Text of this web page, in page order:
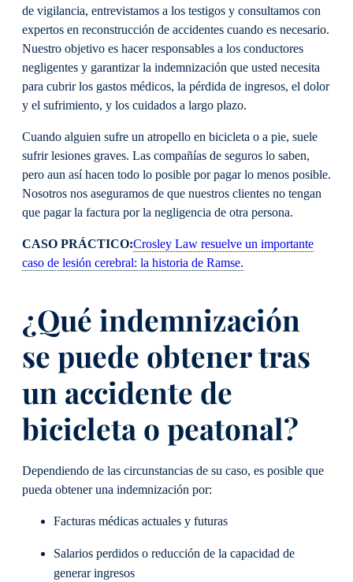
de vigilancia, entrevistamos a los testigos y consultamos con
expertos en reconstrucción de accidentes cuando es necesario.
Nuestro objetivo es hacer responsables a los conductores
negligentes y garantizar la indemnización que usted necesita
para cubrir los gastos médicos, la pérdida de ingresos, el dolor
y el sufrimiento, y los cuidados a largo plazo.
Cuando alguien sufre un atropello en bicicleta o a pie, suele
sufrir lesiones graves. Las compañías de seguros lo saben,
pero aun así hacen todo lo posible por pagar lo menos posible.
Nosotros nos aseguramos de que nuestros clientes no tengan
que pagar la factura por la negligencia de otra persona.
CASO PRÁCTICO:Crosley Law resuelve un importante
caso de lesión cerebral: la historia de Ramse.
¿Qué indemnización
se puede obtener tras
un accidente de
bicicleta o peatonal?
Dependiendo de las circunstancias de su caso, es posible que
pueda obtener una indemnización por:
Facturas médicas actuales y futuras
Salarios perdidos o reducción de la capacidad de
generar ingresos